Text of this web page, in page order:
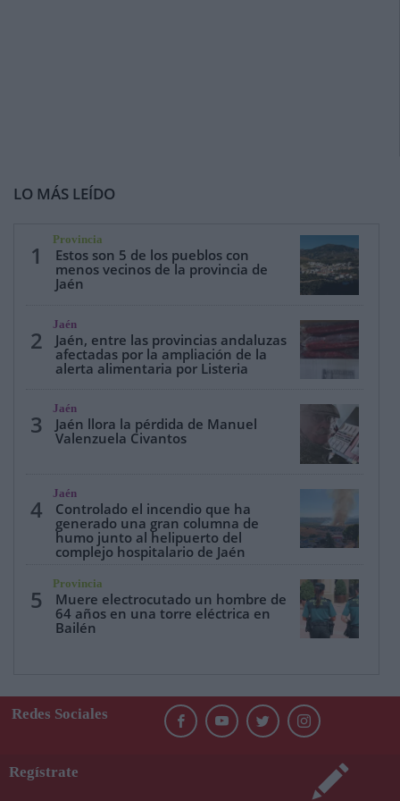
LO MÁS LEÍDO
1
Provincia
Estos son 5 de los pueblos con
menos vecinos de la provincia de
Jaén
2
Jaén
Jaén, entre las provincias andaluzas
afectadas por la ampliación de la
alerta alimentaria por Listeria
3
Jaén
Jaén llora la pérdida de Manuel
Valenzuela Civantos
4
Jaén
Controlado el incendio que ha
generado una gran columna de
humo junto al helipuerto del
complejo hospitalario de Jaén
5
Provincia
Muere electrocutado un hombre de
64 años en una torre eléctrica en
Bailén
Redes Sociales
Regístrate